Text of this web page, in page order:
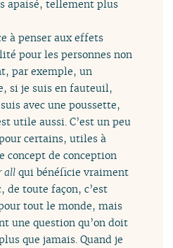
apaisé, tellement plus
à penser aux effets
pour les personnes non
par exemple, un
si je suis en fauteuil,
avec une poussette,
utile aussi. C’est un peu
certains, utiles à
concept de conception
all qui bénéficie vraiment
de toute façon, c’est
tout le monde, mais
une question qu’on doit
que jamais. Quand je